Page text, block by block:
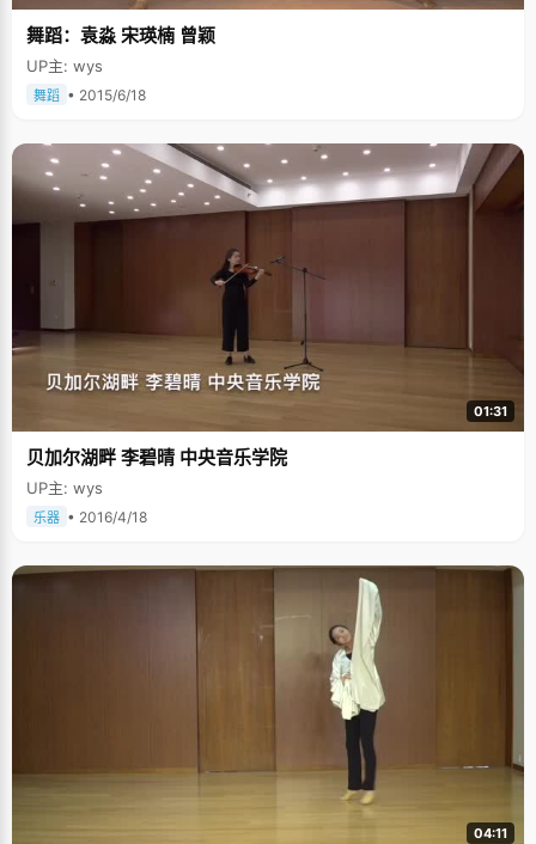
舞蹈：袁淼 宋瑛楠 曾颖
UP主: wys
舞蹈 • 2015/6/18
01:31
贝加尔湖畔 李碧晴 中央音乐学院
UP主: wys
乐器 • 2016/4/18
04:11